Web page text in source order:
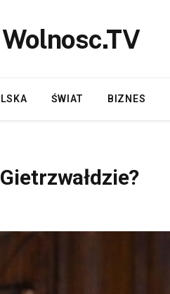
Wolnosc.TV
ŚWIAT BIZNES